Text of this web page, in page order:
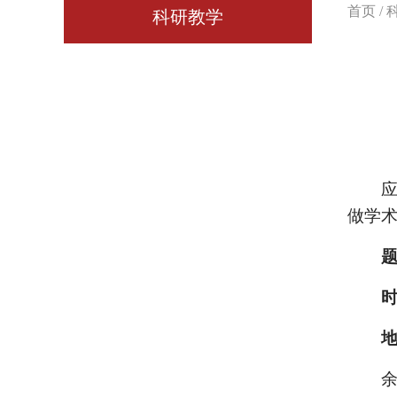
科研教学 首页 /
应经
做学
题
时
地
余韵